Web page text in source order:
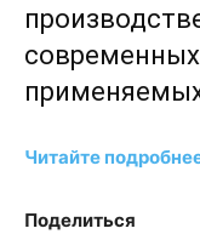
современных
Читайте
Поделиться